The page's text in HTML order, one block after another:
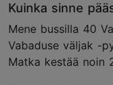
Kuinka sinne
Mene bussilla 40
Vabaduse väljak -
Matka kestää noin